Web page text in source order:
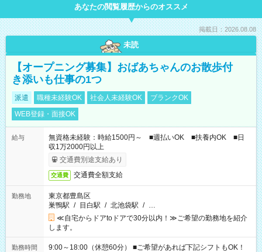
あなたの閲覧履歴からのオススメ
掲載日：2026.08.08
未読
【オープニング募集】おばあちゃんのお散歩付
き添いも仕事の1つ
派遣 職種未経験OK 社会人未経験OK
ブランクOK
WEB登録・面接OK
給与
無資格未経験：時給1500円～ ■週払いOK ■扶養内OK ■日
収1万2000円以上
交通費別途支給あり
交通費 交通費全額支給
勤務地
東京都豊島区
巣鴨駅 / 目白駅 / 北池袋駅 / …
≪自宅からドアtoドアで30分以内！≫ご希望の勤務地を紹介
します。
勤務時間
9:00～18:00（休憩60分） ■ご希望があれば下記シフトもOK！